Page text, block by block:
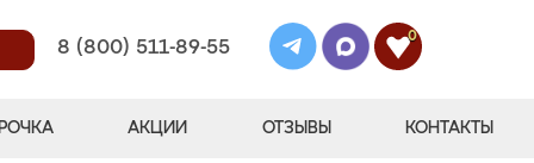
8 (800) 511-89-55
0
АКЦИИ ОТЗЫВЫ КОНТАКТЫ